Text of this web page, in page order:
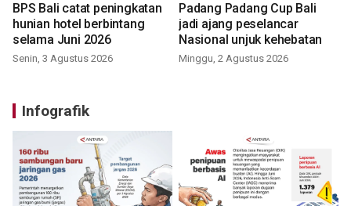
BPS Bali catat peningkatan
hunian hotel berbintang
selama Juni 2026
Senin, 3 Agustus 2026
Padang Padang Cup Bali
jadi ajang peselancar
Nasional unjuk kehebatan
Minggu, 2 Agustus 2026
Infografik